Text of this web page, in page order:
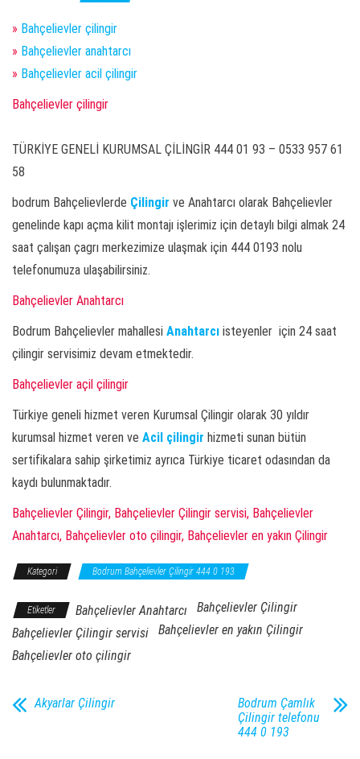
» Bahçelievler çilingir
» Bahçelievler anahtarcı
» Bahçelievler acil çilingir
Bahçelievler çilingir
TÜRKİYE GENELİ KURUMSAL ÇİLİNGİR 444 01 93 – 0533 957 61
58
bodrum Bahçelievlerde Çilingir ve Anahtarcı olarak Bahçelievler
genelinde kapı açma kilit montajı işlerimiz için detaylı bilgi almak 24
saat çalışan çagrı merkezimize ulaşmak için 444 0193 nolu
telefonumuza ulaşabilirsiniz.
Bahçelievler Anahtarcı
Bodrum Bahçelievler mahallesi Anahtarcı isteyenler için 24 saat
çilingir servisimiz devam etmektedir.
Bahçelievler açil çilingir
Türkiye geneli hizmet veren Kurumsal Çilingir olarak 30 yıldır
kurumsal hizmet veren ve Acil çilingir hizmeti sunan bütün
sertifikalara sahip şirketimiz ayrıca Türkiye ticaret odasından da
kaydı bulunmaktadır.
Bahçelievler Çilingir, Bahçelievler Çilingir servisi, Bahçelievler
Anahtarcı, Bahçelievler oto çilingir, Bahçelievler en yakın Çilingir
Kategori Bodrum Bahçelievler Çilingir 444 0 193
Etiketler Bahçelievler Anahtarcı
Bahçelievler Çilingir
Bahçelievler Çilingir servisi
Bahçelievler en yakın Çilingir
Bahçelievler oto çilingir
Akyarlar Çilingir
Bodrum Çamlık
Çilingir telefonu
444 0 193